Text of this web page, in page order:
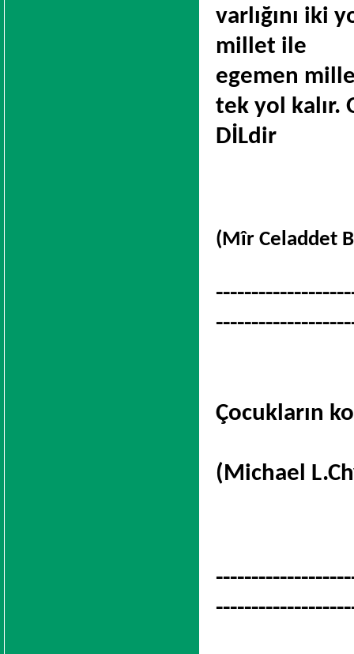
varlığını iki
millet ile
egemen
tek yol kalır.
DİLdir
(Mîr Celaddet
Çocukların
(Michael